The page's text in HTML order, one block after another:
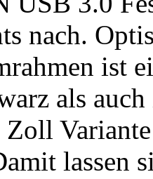
nach.
ist
als
Zoll
lassen